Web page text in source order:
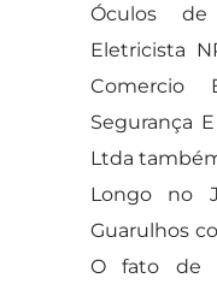
Óculos
Eletricista
Comercio
Segurança
Ltda
Longo no
Guarulhos
O fato de